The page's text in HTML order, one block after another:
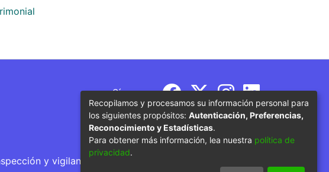
Síguenos
y vigilancia por parte del Ministerio de Educación
Recopilamos y procesamos su información personal para
los siguientes propósitos: Autenticación, Preferencias,
Reconocimiento y Estadísticas.
Para obtener más información, lea nuestra política de
privacidad.